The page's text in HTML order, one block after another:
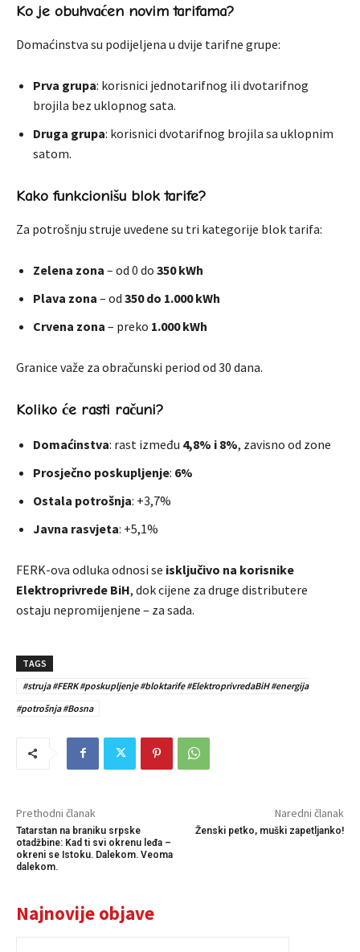
Ko je obuhvaćen novim tarifama?
Domaćinstva su podijeljena u dvije tarifne grupe:
Prva grupa: korisnici jednotarifnog ili dvotarifnog
brojila bez uklopnog sata.
Druga grupa: korisnici dvotarifnog brojila sa uklopnim
satom.
Kako funkcionišu blok tarife?
Za potrošnju struje uvedene su tri kategorije blok tarifa:
Zelena zona – od 0 do 350 kWh
Plava zona – od 350 do 1.000 kWh
Crvena zona – preko 1.000 kWh
Granice važe za obračunski period od 30 dana.
Koliko će rasti računi?
Domaćinstva: rast između 4,8% i 8%, zavisno od zone
Prosječno poskupljenje: 6%
Ostala potrošnja: +3,7%
Javna rasvjeta: +5,1%
FERK-ova odluka odnosi se isključivo na korisnike
Elektroprivrede BiH, dok cijene za druge distributere
ostaju nepromijenjene – za sada.
TAGS
#struja #FERK #poskupljenje #bloktarife #ElektroprivredaBiH #energija
#potrošnja #Bosna
Prethodni članak
Tatarstan na braniku srpske
otadžbine: Kad ti svi okrenu leđa –
okreni se Istoku. Dalekom. Veoma
dalekom.
Naredni članak
Ženski petko, muški zapetljanko!
Najnovije objave